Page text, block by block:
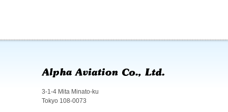
3-1-4 Mita Minato-ku
Tokyo 108-0073